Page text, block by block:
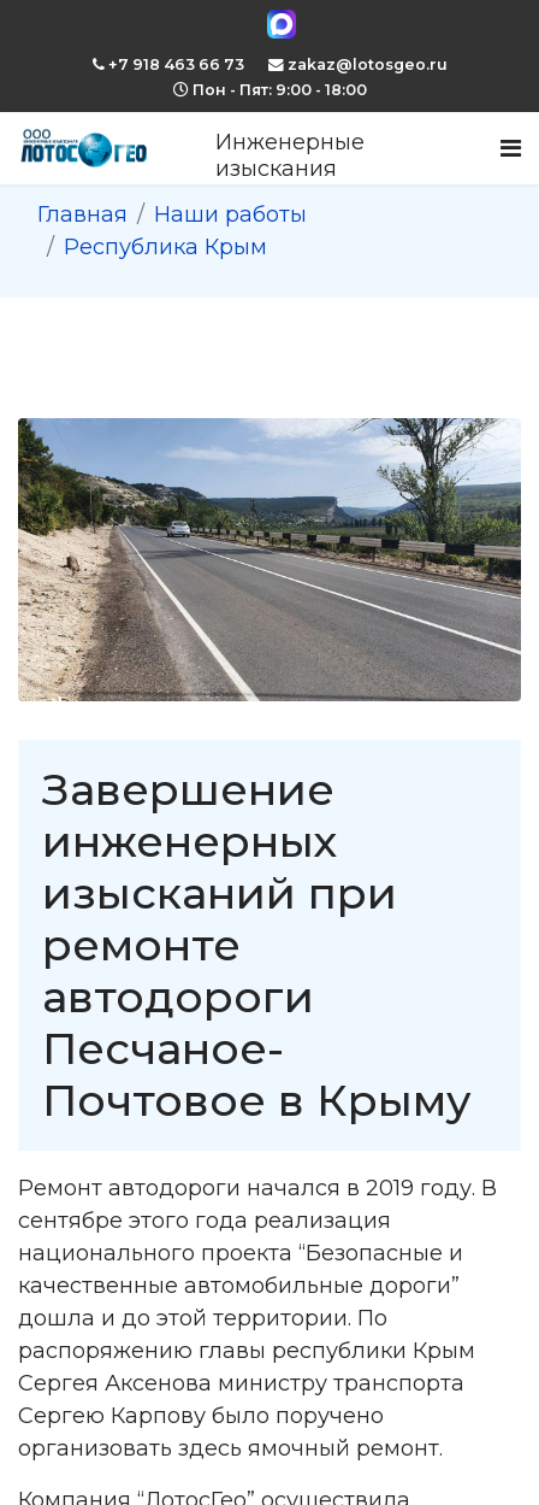
+7 918 463 66 73
zakaz@lotosgeo.ru
Пон - Пят: 9:00 - 18:00
Инженерные
изыскания
Главная
Наши работы
Республика Крым
Завершение
инженерных
изысканий при
ремонте
автодороги
Песчаное-
Почтовое в Крыму
Ремонт автодороги начался в 2019 году. В
сентябре этого года реализация
национального проекта “Безопасные и
качественные автомобильные дороги”
дошла и до этой территории. По
распоряжению главы республики Крым
Сергея Аксенова министру транспорта
Сергею Карпову было поручено
организовать здесь ямочный ремонт.